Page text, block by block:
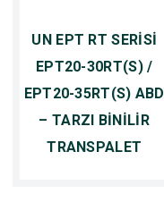
UN EPT RT SERİSİ
EPT20-30RT(S) /
EPT20-35RT(S) ABD
– TARZI BİNİLİR
TRANSPALET